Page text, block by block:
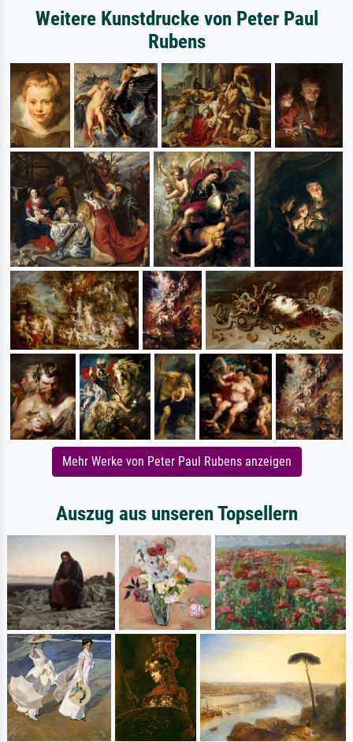
Weitere Kunstdrucke von Peter Paul
Rubens
Mehr Werke von Peter Paul Rubens anzeigen
Auszug aus unseren Topsellern